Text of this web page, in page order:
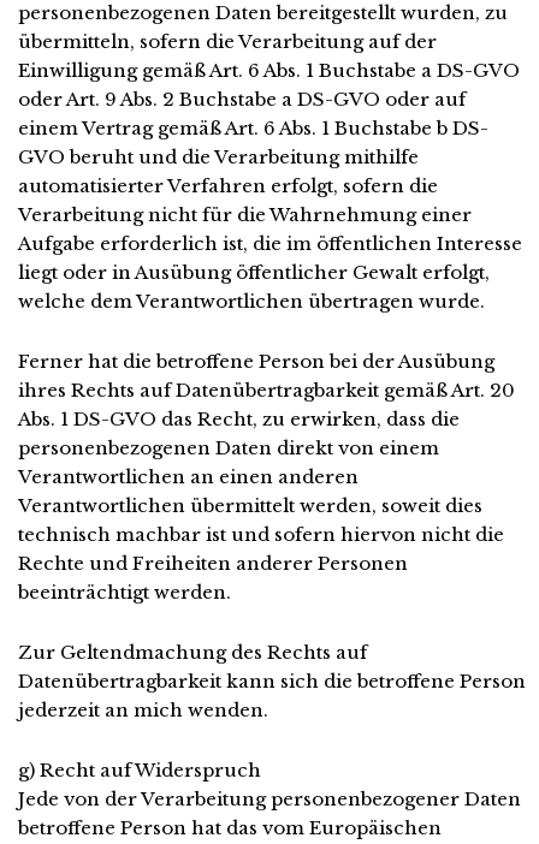
personenbezogenen Daten bereitgestellt wurden, zu
übermitteln, sofern die Verarbeitung auf der
Einwilligung gemäß Art. 6 Abs. 1 Buchstabe a DS-GVO
oder Art. 9 Abs. 2 Buchstabe a DS-GVO oder auf
einem Vertrag gemäß Art. 6 Abs. 1 Buchstabe b DS-
GVO beruht und die Verarbeitung mithilfe
automatisierter Verfahren erfolgt, sofern die
Verarbeitung nicht für die Wahrnehmung einer
Aufgabe erforderlich ist, die im öffentlichen Interesse
liegt oder in Ausübung öffentlicher Gewalt erfolgt,
welche dem Verantwortlichen übertragen wurde.
Ferner hat die betroffene Person bei der Ausübung
ihres Rechts auf Datenübertragbarkeit gemäß Art. 20
Abs. 1 DS-GVO das Recht, zu erwirken, dass die
personenbezogenen Daten direkt von einem
Verantwortlichen an einen anderen
Verantwortlichen übermittelt werden, soweit dies
technisch machbar ist und sofern hiervon nicht die
Rechte und Freiheiten anderer Personen
beeinträchtigt werden.
Zur Geltendmachung des Rechts auf
Datenübertragbarkeit kann sich die betroffene Person
jederzeit an mich wenden.
g) Recht auf Widerspruch
Jede von der Verarbeitung personenbezogener Daten
betroffene Person hat das vom Europäischen